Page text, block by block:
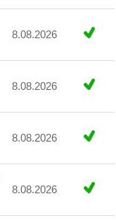
8.08.2026
8.08.2026
8.08.2026
8.08.2026